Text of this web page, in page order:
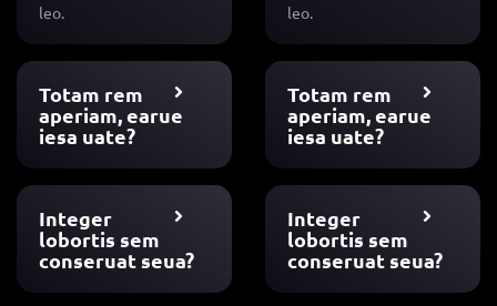
leo.
Totam rem
aperiam, earue
iesa uate?
Integer
lobortis sem
conseruat seua?
leo.
Totam rem
aperiam, earue
iesa uate?
Integer
lobortis sem
conseruat seua?